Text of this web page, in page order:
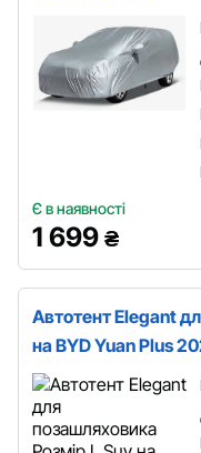
Є в наявності
1 699 ₴
Автотент Elegant
на BYD Yuan Plus